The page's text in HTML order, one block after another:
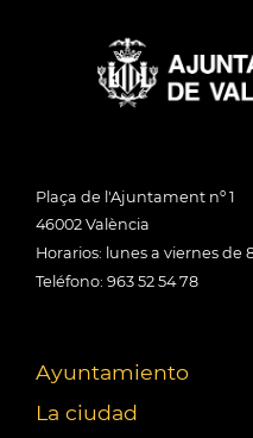
Plaça de l'Ajuntament nº 1
46002 València
Horarios: lunes a viernes de
Teléfono: 963 52 54 78
Ayuntamiento
La ciudad